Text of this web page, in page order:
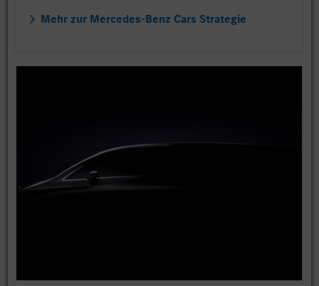
Mehr zur Mercedes-Benz Cars Strategie